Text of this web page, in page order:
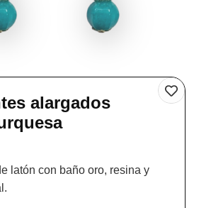
alargados
latón con baño oro, resina y